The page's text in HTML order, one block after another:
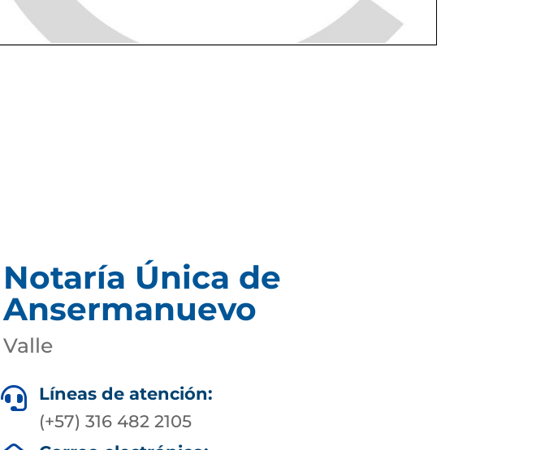
Notaría Única de
Ansermanuevo
Valle

Líneas de atención:
(+57) 316 482 2105